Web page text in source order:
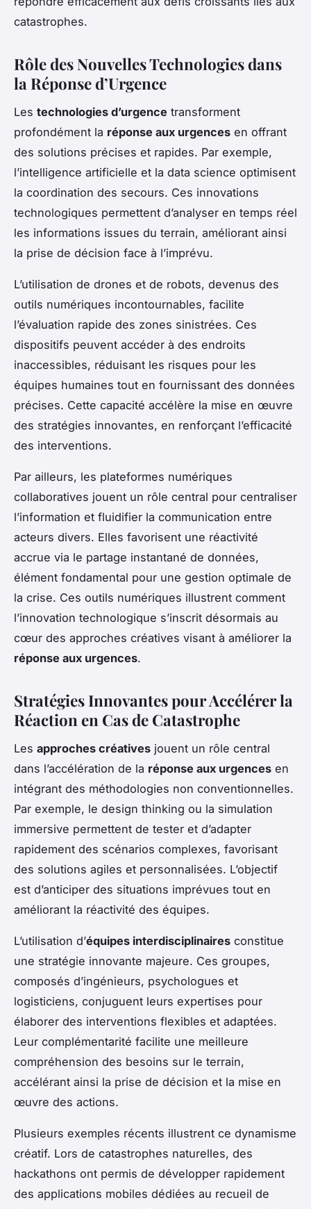
catastrophes.
Rôle des Nouvelles Technologies dans
la Réponse d’Urgence
Les technologies d’urgence transforment
profondément la réponse aux urgences en offrant
des solutions précises et rapides. Par exemple,
l’intelligence artificielle et la data science optimisent
la coordination des secours. Ces innovations
technologiques permettent d’analyser en temps réel
les informations issues du terrain, améliorant ainsi
la prise de décision face à l’imprévu.
L’utilisation de drones et de robots, devenus des
outils numériques incontournables, facilite
l’évaluation rapide des zones sinistrées. Ces
dispositifs peuvent accéder à des endroits
inaccessibles, réduisant les risques pour les
équipes humaines tout en fournissant des données
précises. Cette capacité accélère la mise en œuvre
des stratégies innovantes, en renforçant l’efficacité
des interventions.
Par ailleurs, les plateformes numériques
collaboratives jouent un rôle central pour centraliser
l’information et fluidifier la communication entre
acteurs divers. Elles favorisent une réactivité
accrue via le partage instantané de données,
élément fondamental pour une gestion optimale de
la crise. Ces outils numériques illustrent comment
l’innovation technologique s’inscrit désormais au
cœur des approches créatives visant à améliorer la
réponse aux urgences.
Stratégies Innovantes pour Accélérer la
Réaction en Cas de Catastrophe
Les approches créatives jouent un rôle central
dans l’accélération de la réponse aux urgences en
intégrant des méthodologies non conventionnelles.
Par exemple, le design thinking ou la simulation
immersive permettent de tester et d’adapter
rapidement des scénarios complexes, favorisant
des solutions agiles et personnalisées. L’objectif
est d’anticiper des situations imprévues tout en
améliorant la réactivité des équipes.
L’utilisation d’équipes interdisciplinaires constitue
une stratégie innovante majeure. Ces groupes,
composés d’ingénieurs, psychologues et
logisticiens, conjuguent leurs expertises pour
élaborer des interventions flexibles et adaptées.
Leur complémentarité facilite une meilleure
compréhension des besoins sur le terrain,
accélérant ainsi la prise de décision et la mise en
œuvre des actions.
Plusieurs exemples récents illustrent ce dynamisme
créatif. Lors de catastrophes naturelles, des
hackathons ont permis de développer rapidement
des applications mobiles dédiées au recueil de